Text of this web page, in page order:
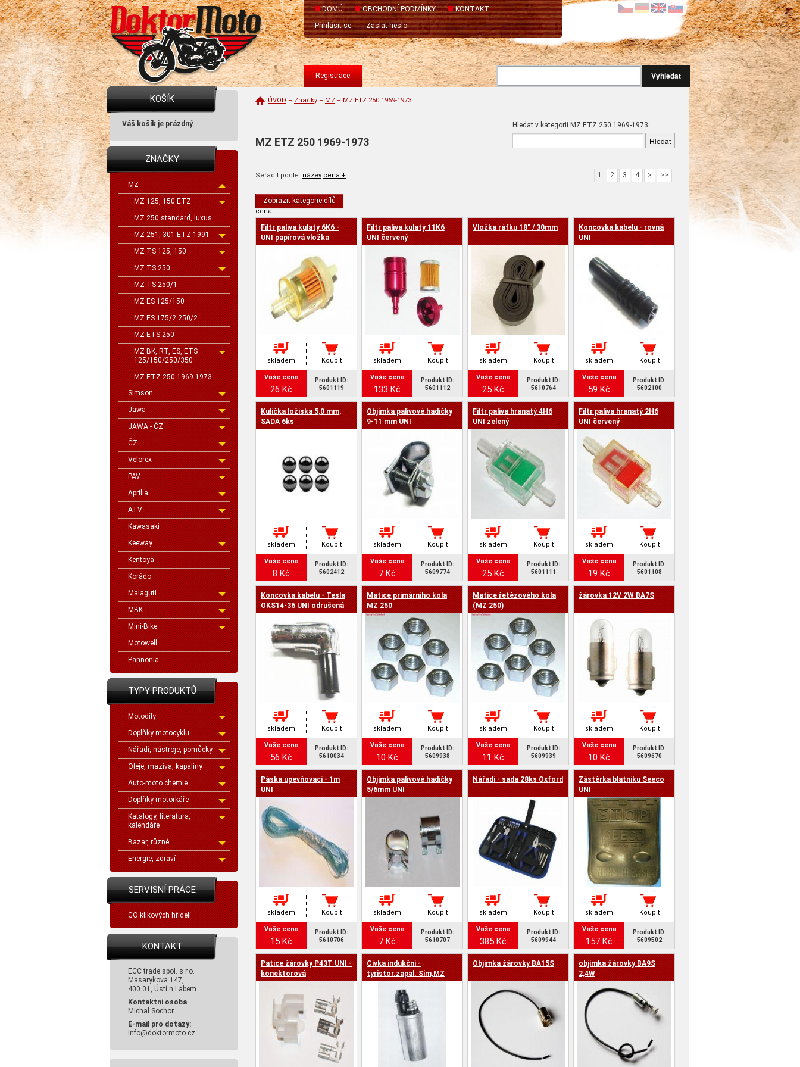
DOMŮ OBCHODNÍ PODMÍNKY
KONTAKT
Přihlásit se
Zaslat heslo
Vyhledat
Registrace
KOŠÍK
Váš košík je prázdný
ZNAČKY
MZ
MZ 125, 150 ETZ
MZ 250 standard, luxus
MZ 251, 301 ETZ 1991
MZ TS 125, 150
MZ TS 250
MZ TS 250/1
MZ ES 125/150
MZ ES 175/2 250/2
MZ ETS 250
MZ BK, RT, ES, ETS
125/150/250/350
MZ ETZ 250 1969-1973
Simson
Jawa
JAWA - ČZ
ČZ
Velorex
PAV
Aprilia
ATV
Kawasaki
Keeway
Kentoya
Korádo
Malaguti
MBK
Mini-Bike
Motowell
Pannonia
TYPY PRODUKTŮ
Motodíly
Doplňky motocyklu
Nářadí, nástroje, pomůcky
Oleje, maziva, kapaliny
Auto-moto chemie
Doplňky motorkáře
Katalogy, literatura,
kalendáře
Bazar, různé
Energie, zdraví
SERVISNÍ PRÁCE
GO klikových hřídelí
KONTAKT
ECC trade spol. s r.o.
Masarykova 147,
400 01, Ústí n Labem
Kontaktní osoba
Michal Sochor
E-mail pro dotazy:
info@doktormoto.cz
ÚVOD + Značky + MZ + MZ ETZ 250 1969-1973
Hledat v kategorii MZ ETZ 250 1969-1973:
MZ ETZ 250 1969-1973
Seřadit podle: název cena +
cena -
1 2 3 4 > >>
Zobrazit kategorie dílů
Filtr paliva kulatý 6K6 -
UNI papírová vložka
skladem Koupit
Vaše cena
26 Kč
Produkt ID:
5601119
Filtr paliva kulatý 11K6
UNI červený
skladem Koupit
Vaše cena
133 Kč
Produkt ID:
5601112
Vložka ráfku 18" / 30mm
skladem Koupit
Vaše cena
25 Kč
Produkt ID:
5610764
Koncovka kabelu - rovná
UNI
skladem Koupit
Vaše cena
59 Kč
Produkt ID:
5602100
Kulička ložiska 5,0 mm,
SADA 6ks
skladem Koupit
Vaše cena
8 Kč
Produkt ID:
5602412
Objímka palivové hadičky
9-11 mm UNI
skladem Koupit
Vaše cena
7 Kč
Produkt ID:
5609774
Filtr paliva hranatý 4H6
UNI zelený
skladem Koupit
Vaše cena
25 Kč
Produkt ID:
5601111
Filtr paliva hranatý 2H6
UNI červený
skladem Koupit
Vaše cena
19 Kč
Produkt ID:
5601108
Koncovka kabelu - Tesla
OKS14-36 UNI odrušená
skladem Koupit
Vaše cena
56 Kč
Produkt ID:
5610034
Matice primárního kola
MZ 250
skladem Koupit
Vaše cena
10 Kč
Produkt ID:
5609938
Matice řetězového kola
(MZ 250)
skladem Koupit
Vaše cena
11 Kč
Produkt ID:
5609939
žárovka 12V 2W BA7S
skladem Koupit
Vaše cena
10 Kč
Produkt ID:
5609670
Páska upevňovací - 1m
UNI
skladem Koupit
Vaše cena
15 Kč
Produkt ID:
5610706
Objímka palivové hadičky
5/6mm UNI
skladem Koupit
Vaše cena
7 Kč
Produkt ID:
5610707
Nářadí - sada 28ks Oxford
skladem Koupit
Vaše cena
385 Kč
Produkt ID:
5609944
Zástěrka blatníku Seeco
UNI
skladem Koupit
Vaše cena
157 Kč
Produkt ID:
5609502
Patice žárovky P43T UNI -
konektorová
Cívka indukční -
tyristor.zapal. Sim,MZ
Objímka žárovky BA15S
objímka žárovky BA9S
2,4W